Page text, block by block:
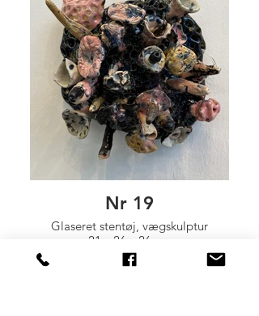
Nr 19
Glaseret stentøj, vægskulptur
21 x 26 x 26 cm
4.000 dkr